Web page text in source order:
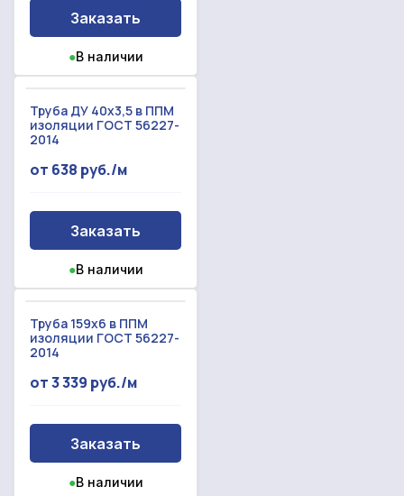
Заказать
●В наличии
Труба ДУ 40х3,5 в ППМ
изоляции ГОСТ 56227-
2014
от 638 руб./м
Заказать
●В наличии
Труба 159х6 в ППМ
изоляции ГОСТ 56227-
2014
от 3 339 руб./м
Заказать
●В наличии